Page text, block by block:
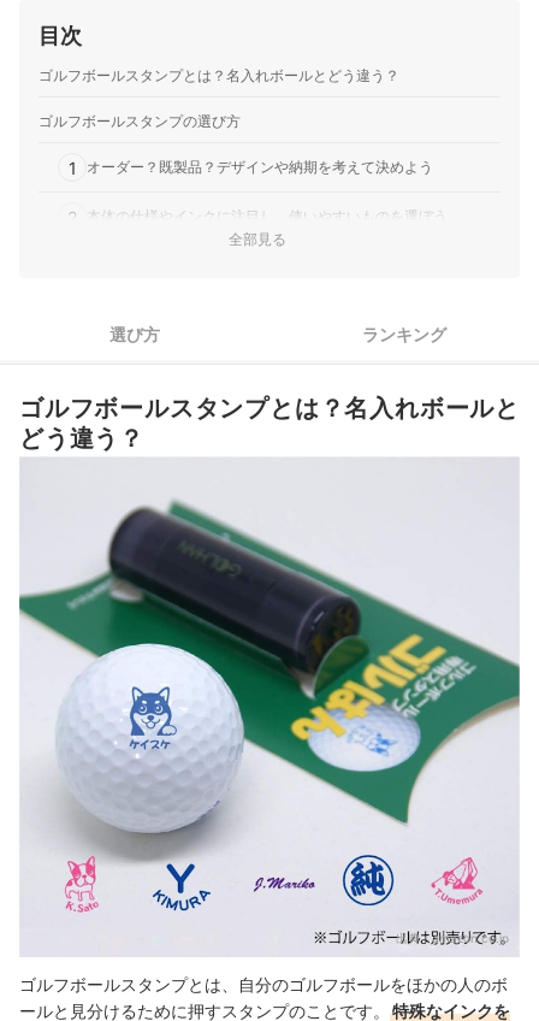
目次
ゴルフボールスタンプとは？名入れボールとどう違う？
ゴルフボールスタンプの選び方
1 オーダー？既製品？デザインや納期を考えて決めよう
2 本体の仕様やインクに注目し、使いやすいものを選ぼう
ゴルフボールスタンプ全33商品おすすめ人気ランキング
ほかの便利グッズも活用して、ゴルフを快適に楽しもう
ゴルフボールスタンプの売れ筋ランキングもチェック！
全部見る
選び方 ランキング
ゴルフボールスタンプとは？名入れボールと
どう違う？
出典：amazon.co.jp
ゴルフボールスタンプとは、自分のゴルフボールをほかの人のボ
ールと見分けるために押すスタンプのことです。
特殊なインクを